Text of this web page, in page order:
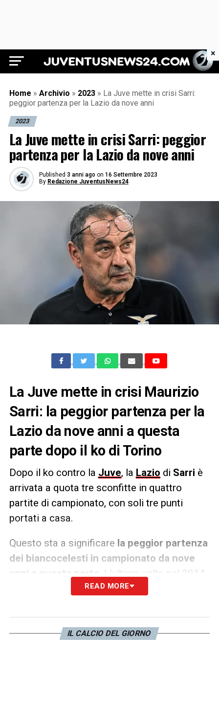
Juventus News 24
Home » Archivio » 2023 » La Juve mette in crisi Sarri:
peggior partenza per la Lazio da nove anni
2023
La Juve mette in crisi Sarri: peggior
partenza per la Lazio da nove anni
Published 3 anni ago on 16 Settembre 2023
By Redazione JuventusNews24
La Juve mette in crisi Maurizio
Sarri: la peggior partenza per la
Lazio da nove anni a questa
parte dopo il ko di Torino
Dopo il ko contro la Juve, la Lazio di Sarri è
arrivata a quota tre sconfitte in quattro
partite di campionato, con soli tre punti
portati a casa.
Questo sta a significare la peggior partenza
dei biancocelesti in campionato da nove
anni a questa parte
. L’ultima volta nel 2014,
quando la squadra allora allenata da Pioli
vincendo solo 3-0 con il Cesena.
READ MORE
IL CALCIO DEL GIORNO
×